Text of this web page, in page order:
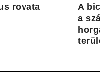
rovata
A
a